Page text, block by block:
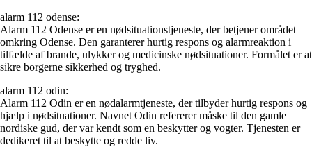
alarm 112 odense:
Alarm 112 Odense er en nødsituationstjeneste, der betjener området
omkring Odense. Den garanterer hurtig respons og alarmreaktion i
tilfælde af brande, ulykker og medicinske nødsituationer. Formålet er at
sikre borgerne sikkerhed og tryghed.
alarm 112 odin:
Alarm 112 Odin er en nødalarmtjeneste, der tilbyder hurtig respons og
hjælp i nødsituationer. Navnet Odin refererer måske til den gamle
nordiske gud, der var kendt som en beskytter og vogter. Tjenesten er
dedikeret til at beskytte og redde liv.